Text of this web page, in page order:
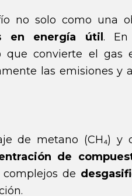
no solo como una
en energía útil . En
que convierte el gas
las emisiones y
de metano (CH₄) y
de
de